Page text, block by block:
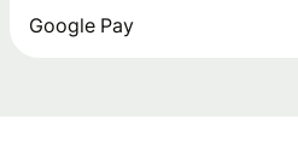
Google Pay